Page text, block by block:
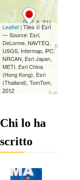
Chi lo ha
scritto